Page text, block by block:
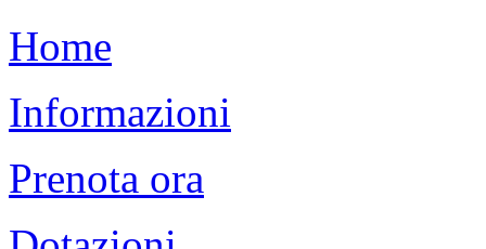
Home
Informazioni
Prenota ora